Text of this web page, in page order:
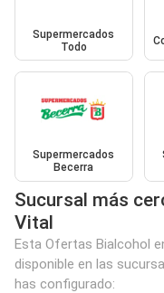
Supermercados
Todo
Supermercados
Becerra
Sucursal más
Vital
Esta Ofertas Bialcohol
disponible en las
has configurado: